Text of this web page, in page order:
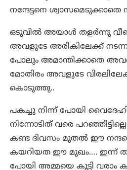
നന്ദേട്ടനെ ശ്വാസമെടുക്കാതെ
ഒടുവിൽ അയാൾ തളർന്നു
അവളുടേ അരികിലേക്ക്
പോലും അമാന്തിക്കാതെ
മോതിരം അവളുടേ
കൊടുത്തു..
പകച്ചു നിന്ന് പോയി
നിന്നോടിത് വരെ
കണ്ട ദിവസം മുതൽ ഈ
കയറിയത ഈ മുഖം…. ഇന്ന്
പോയി അമ്മയെ കൂട്ടി വരാം